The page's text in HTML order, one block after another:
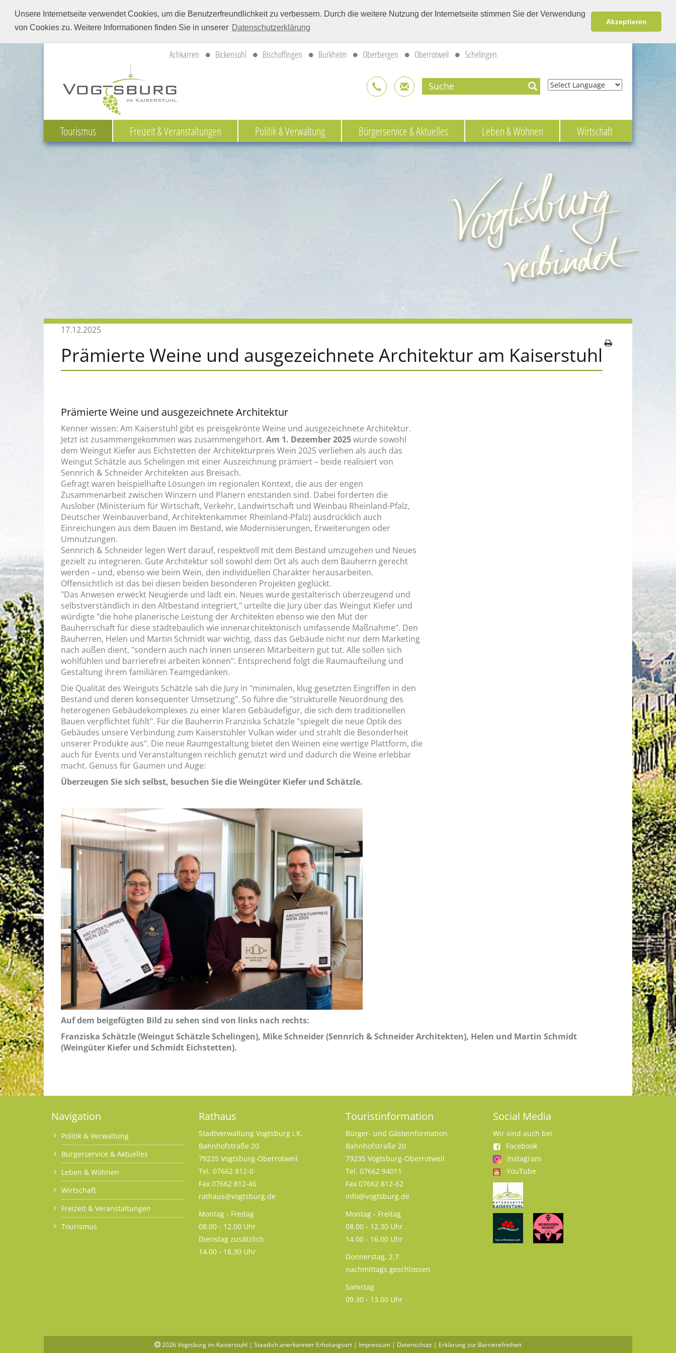
Unsere Internetseite verwendet Cookies, um die Benutzerfreundlichkeit zu verbessern. Durch die weitere Nutzung der Internetseite stimmen Sie der Verwendung
von Cookies zu. Weitere Informationen finden Sie in unserer Datenschutzerklärung
Akzeptieren
Achkarren Bickensohl Bischoffingen Burkheim Oberbergen Oberrotweil Schelingen
Tourismus Freizeit & Veranstaltungen Politik & Verwaltung Bürgerservice & Aktuelles Leben & Wohnen Wirtschaft
17.12.2025
Prämierte Weine und ausgezeichnete Architektur am Kaiserstuhl
Prämierte Weine und ausgezeichnete Architektur
Kenner wissen: Am Kaiserstuhl gibt es preisgekrönte Weine und ausgezeichnete Architektur.
Jetzt ist zusammengekommen was zusammengehört. Am 1. Dezember 2025wurde sowohl
dem Weingut Kiefer aus Eichstetten der Architekturpreis Wein 2025 verliehen als auch das
Weingut Schätzle aus Schelingen mit einer Auszeichnung prämiert – beide realisiert von
Sennrich & Schneider Architekten aus Breisach.
Gefragt waren beispielhafte Lösungen im regionalen Kontext, die aus der engen
Zusammenarbeit zwischen Winzern und Planern entstanden sind. Dabei forderten die
Auslober (Ministerium für Wirtschaft, Verkehr, Landwirtschaft und Weinbau Rheinland-Pfalz,
Deutscher Weinbauverband, Architektenkammer Rheinland-Pfalz) ausdrücklich auch
Einreichungen aus dem Bauen im Bestand, wie Modernisierungen, Erweiterungen oder
Umnutzungen.
Sennrich & Schneider legen Wert darauf, respektvoll mit dem Bestand umzugehen und Neues
gezielt zu integrieren. Gute Architektur soll sowohl dem Ort als auch dem Bauherrn gerecht
werden – und, ebenso wie beim Wein, den individuellen Charakter herausarbeiten.
Offensichtlich ist das bei diesen beiden besonderen Projekten geglückt.
"Das Anwesen erweckt Neugierde und lädt ein. Neues wurde gestalterisch überzeugend und
selbstverständlich in den Altbestand integriert," urteilte die Jury über das Weingut Kiefer und
würdigte "die hohe planerische Leistung der Architekten ebenso wie den Mut der
Bauherrschaft für diese städtebaulich wie innenarchitektonisch umfassende Maßnahme". Den
Bauherren, Helen und Martin Schmidt war wichtig, dass das Gebäude nicht nur dem Marketing
nach außen dient, "sondern auch nach innen unseren Mitarbeitern gut tut. Alle sollen sich
wohlfühlen und barrierefrei arbeiten können". Entsprechend folgt die Raumaufteilung und
Gestaltung ihrem familiären Teamgedanken.
Die Qualität des Weinguts Schätzle sah die Jury in "minimalen, klug gesetzten Eingriffen in den
Bestand und deren konsequenter Umsetzung". So führe die "strukturelle Neuordnung des
heterogenen Gebäudekomplexes zu einer klaren Gebäudefigur, die sich dem traditionellen
Bauen verpflichtet fühlt". Für die Bauherrin Franziska Schätzle "spiegelt die neue Optik des
Gebäudes unsere Verbindung zum Kaiserstühler Vulkan wider und strahlt die Besonderheit
unserer Produkte aus". Die neue Raumgestaltung bietet den Weinen eine wertige Plattform, die
auch für Events und Veranstaltungen reichlich genutzt wird und dadurch die Weine erlebbar
macht. Genuss für Gaumen und Auge:
Überzeugen Sie sich selbst, besuchen Sie die Weingüter Kiefer und Schätzle.
Auf dem beigefügten Bild zu sehen sind von links nach rechts:
Franziska Schätzle (Weingut Schätzle Schelingen), Mike Schneider (Sennrich & Schneider Architekten), Helen und Martin Schmidt
(Weingüter Kiefer und Schmidt Eichstetten).
Navigation
Politik & Verwaltung
Bürgerservice & Aktuelles
Leben & Wohnen
Wirtschaft
Freizeit & Veranstaltungen
Tourismus
Rathaus
Stadtverwaltung Vogtsburg i.K.
Bahnhofstraße 20
79235 Vogtsburg-Oberrotweil
Tel. 07662 812-0
Fax 07662 812-46
rathaus@vogtsburg.de
Montag - Freitag
08.00 - 12.00 Uhr
Dienstag zusätzlich
14.00 - 18.30 Uhr
Touristinformation
Bürger- und Gästeinformation
Bahnhofstraße 20
79235 Vogtsburg-Oberrotweil
Tel. 07662 94011
Fax 07662 812-62
info@vogtsburg.de
Montag - Freitag
08.00 - 12.30 Uhr
14.00 - 16.00 Uhr
Donnerstag, 2.7.
nachmittags geschlossen
Samstag
09.30 - 13.00 Uhr
Social Media
Wir sind auch bei
Facebook
Instagram
YouTube
2026Vogtsburg im Kaiserstuhl | Staatlich anerkannter Erholungsort | Impressum | Datenschutz | Erklärung zur Barrierefreiheit